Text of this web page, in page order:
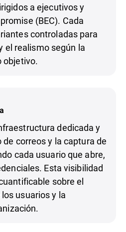
a ejecutivos y
(BEC). Cada
controladas para
el realismo según la
objetivo.
dedicada y
correos y la captura de
cada usuario que abre,
Esta visibilidad
sobre el
usuarios y la